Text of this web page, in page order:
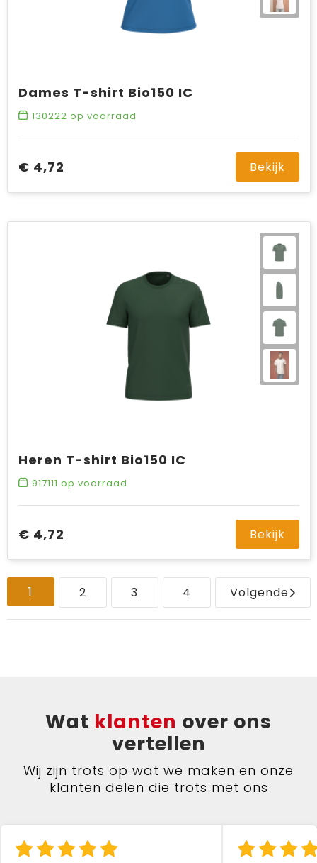
Dames T-shirt Bio150 IC
130222 op voorraad
€ 4,72 Bekijk
Heren T-shirt Bio150 IC
917111 op voorraad
€ 4,72 Bekijk
1 2 3 4 Volgende
Wat klanten over ons
vertellen
Wij zijn trots op wat we maken en onze
klanten delen die trots met ons